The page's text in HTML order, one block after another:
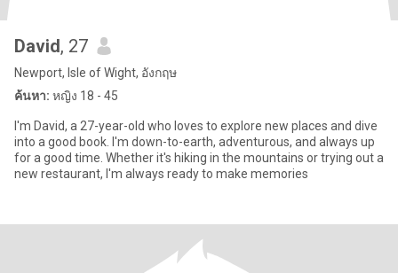
David, 27
Newport, Isle of Wight, อังกฤษ
ค้นหา: หญิง 18 - 45
I'm David, a 27-year-old who loves to explore new places and dive
into a good book. I'm down-to-earth, adventurous, and always up
for a good time. Whether it's hiking in the mountains or trying out a
new restaurant, I'm always ready to make memories